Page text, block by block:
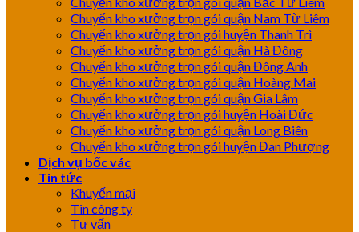
Chuyển kho xưởng trọn gói quận Nam Từ Liêm
Chuyển kho xưởng trọn gói huyện Thanh Trì
Chuyển kho xưởng trọn gói quận Hà Đông
Chuyển kho xưởng trọn gói quận Đông Anh
Chuyển kho xưởng trọn gói quận Hoàng Mai
Chuyển kho xưởng trọn gói quận Gia Lâm
Chuyển kho xưởng trọn gói huyện Hoài Đức
Chuyển kho xưởng trọn gói quận Long Biên
Chuyển kho xưởng trọn gói huyện Đan Phượng
Dịch vụ bốc vác
Tin tức
Khuyến mại
Tin công ty
Tư vấn